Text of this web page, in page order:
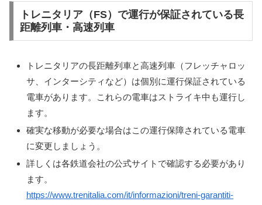
トレニタリア（FS）で運行が保証されている長
距離列車・高速列車
トレニタリアの長距離列車と高速列車（フレッチャロッ
サ、インターシティなど）は個別に運行保証されている
電車があります。これらの電車はストライキ中も運行し
ます。
確実な移動が必要な場合はこの運行保障されている電車
に変更しましょう。
詳しくは各鉄道会社の公式サイトで確認する必要があり
ます。
https://www.trenitalia.com/it/informazioni/treni-garantiti-